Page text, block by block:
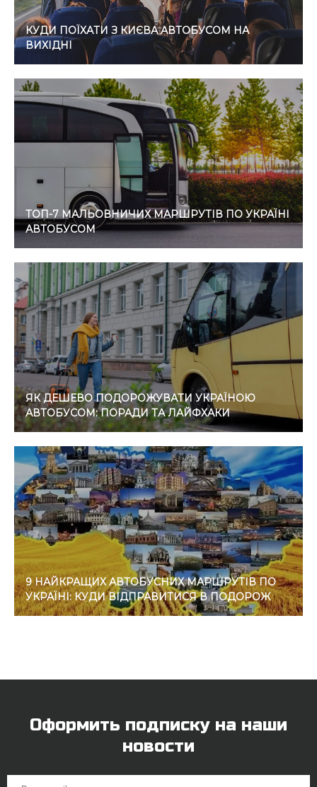
КУДИ ПОЇХАТИ З КИЄВА АВТОБУСОМ НА
ВИХІДНІ
ТОП-7 МАЛЬОВНИЧИХ МАРШРУТІВ ПО УКРАЇНІ
АВТОБУСОМ
ЯК ДЕШЕВО ПОДОРОЖУВАТИ УКРАЇНОЮ
АВТОБУСОМ: ПОРАДИ ТА ЛАЙФХАКИ
9 НАЙКРАЩИХ АВТОБУСНИХ МАРШРУТІВ ПО
УКРАЇНІ: КУДИ ВІДПРАВИТИСЯ В ПОДОРОЖ
Оформить подписку на наши
новости